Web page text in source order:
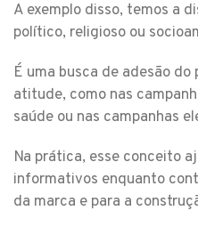
A exemplo disso, temos a
político, religioso ou
É uma busca de adesão
atitude, como nas
saúde ou nas campanhas
Na prática, esse conceito
informativos enquanto
da marca e para a